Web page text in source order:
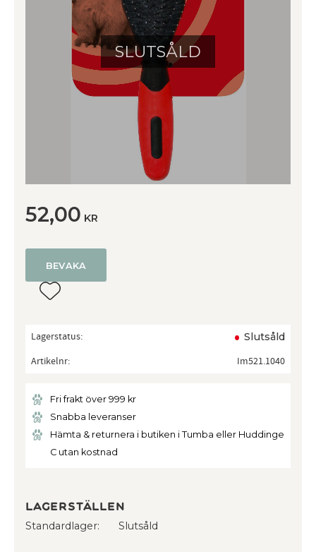
SLUTSÅLD
52,00 KR
Lägg till i favoriter
BEVAKA
Lagerstatus Slutsåld
Artikelnr Im521.1040
Fri frakt över 999 kr
Snabba leveranser
Hämta & returnera i butiken i Tumba eller Huddinge
C utan kostnad
Lagerställen
Standardlager Slutsåld